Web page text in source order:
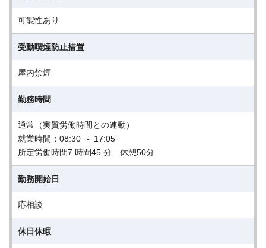
可能性あり
受動喫煙防止措置
屋内禁煙
勤務時間
通常（実質労働時間との連動）
就業時間：08:30 ～ 17:05
所定労働時間7 時間45 分 休憩50分
勤務開始日
応相談
休日休暇